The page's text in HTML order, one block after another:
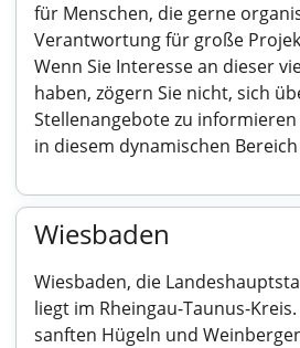
für Menschen, die gerne
Verantwortung für große
Wenn Sie Interesse an dieser
haben, zögern Sie nicht, sich
Stellenangebote zu
in diesem dynamischen
Wiesbaden
Wiesbaden, die
liegt im Rheingau-Taunus-
sanften Hügeln und